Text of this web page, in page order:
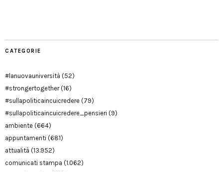
CATEGORIE
#lanuovauniversità (52)
#strongertogether(16)
#sullapoliticaincuicredere (79)
#sullapoliticaincuicredere_pensieri (9)
ambiente (664)
appuntamenti (681)
attualità (13.952)
comunicati stampa (1.062)